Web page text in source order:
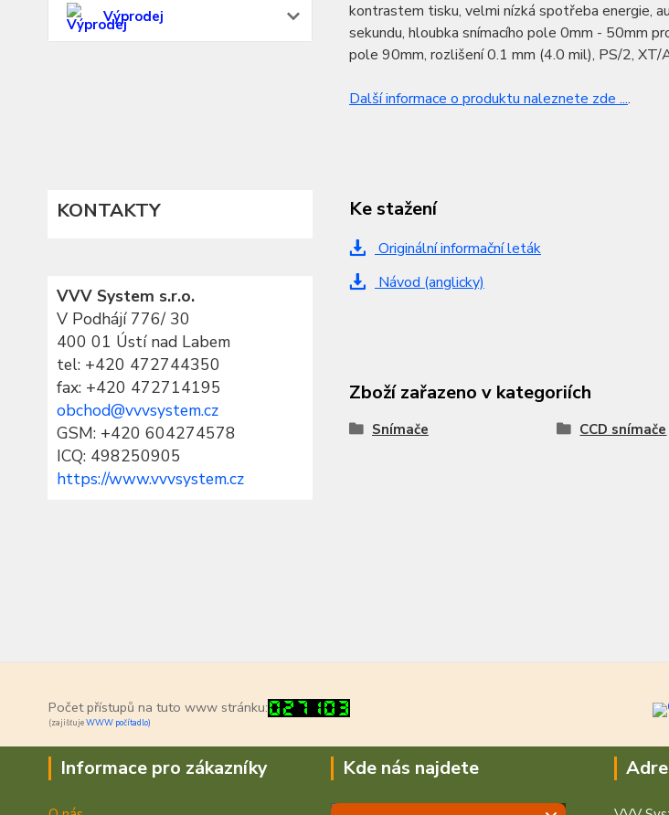
Výprodej
KONTAKTY
VVV System s.r.o.
V Podhájí 776/ 30
400 01 Ústí nad Labem
tel: +420 472744350
fax: +420 472714195
obchod@vvvsystem.cz
GSM: +420 604274578
ICQ: 498250905
https://www.vvvsystem.cz
kontrastem tisku, velmi nízká spotřeba energie,
sekundu, hloubka snímacího pole 0mm - 50mm
pole 90mm, rozlišení 0.1 mm (4.0 mil), PS/2, XT/
Další informace o produktu naleznete zde ....
Ke stažení
Originální informační leták
Návod (anglicky)
Zboží zařazeno v kategoriích
Snímače CCD snímače
Počet přístupů na tuto www stránku:
(zajišťujeWWW počítadlo)
Informace pro zákazníky Kde nás najdete